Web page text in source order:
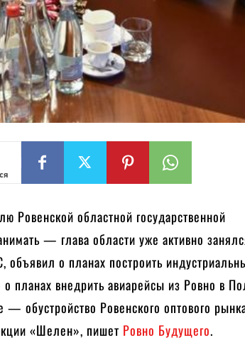
Ровенской областной государственной
— глава области уже активно
о планах построить
планах внедрить авиарейсы из Ровно в
— обустройство Ровенского оптового
«Шелен», пишет Ровно Будущего.